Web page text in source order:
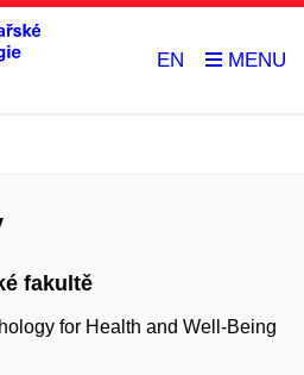
EN
fakultě
for Health and Well-Being